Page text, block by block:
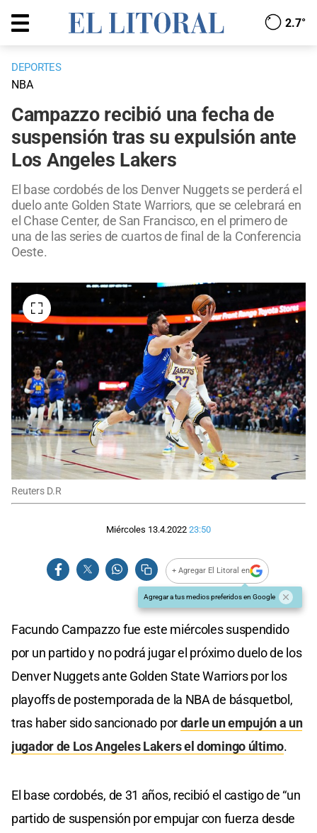
2.7°
DEPORTES
NBA
Campazzo recibió una fecha de
suspensión tras su expulsión ante
Los Angeles Lakers
El base cordobés de los Denver Nuggets se perderá el
duelo ante Golden State Warriors, que se celebrará en
el Chase Center, de San Francisco, en el primero de
una de las series de cuartos de final de la Conferencia
Oeste.
Reuters D.R
Miércoles 13.4.2022 23:50
+ Agregar El Litoral en
Agregar a tus medios preferidos en Google
Facundo Campazzo fue este miércoles suspendido
por un partido y no podrá jugar el próximo duelo de los
Denver Nuggets ante Golden State Warriors por los
playoffs de postemporada de la NBA de básquetbol,
tras haber sido sancionado pordarle un empujón a un
jugador de Los Angeles Lakers el domingo último.
El base cordobés, de 31 años, recibió el castigo de “un
partido de suspensión por empujar con fuerza desde